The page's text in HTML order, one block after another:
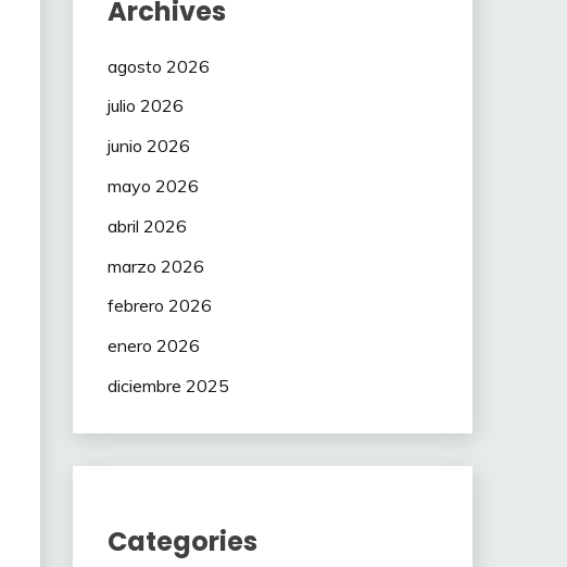
Archives
agosto 2026
julio 2026
junio 2026
mayo 2026
abril 2026
marzo 2026
febrero 2026
enero 2026
diciembre 2025
Categories